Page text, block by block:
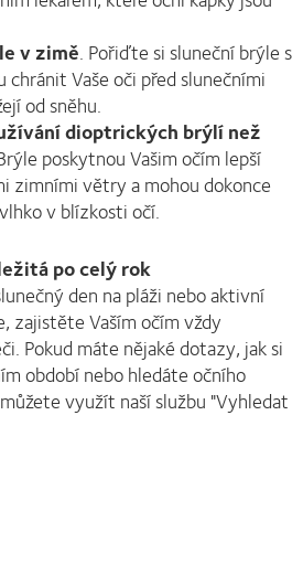
v zimě. Pořiďte si sluneční brýle s
Vaše oči před slunečními
od sněhu.
dioptrických brýlí než
poskytnou Vašim očím lepší
zimními větry a mohou dokonce
v blízkosti očí.
po celý rok
den na pláži nebo aktivní
zajistěte Vaším očím vždy
Pokud máte nějaké dotazy, jak si
období nebo hledáte očního
využít naší službu "Vyhledat